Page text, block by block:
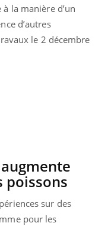
la manière d’un
d’autres
le 2 décembre
poissons
sur des
pour les